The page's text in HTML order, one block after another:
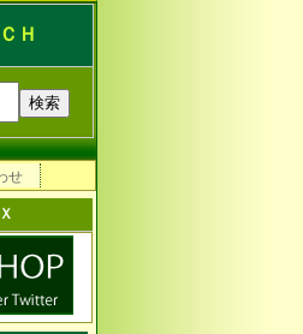
Ｈ
せ